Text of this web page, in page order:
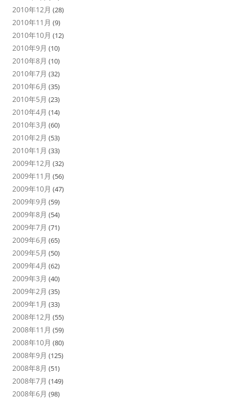
2010年12月 (28)
2010年11月 (9)
2010年10月 (12)
2010年9月 (10)
2010年8月 (10)
2010年7月 (32)
2010年6月 (35)
2010年5月 (23)
2010年4月 (14)
2010年3月 (60)
2010年2月 (53)
2010年1月 (33)
2009年12月 (32)
2009年11月 (56)
2009年10月 (47)
2009年9月 (59)
2009年8月 (54)
2009年7月 (71)
2009年6月 (65)
2009年5月 (50)
2009年4月 (62)
2009年3月 (40)
2009年2月 (35)
2009年1月 (33)
2008年12月 (55)
2008年11月 (59)
2008年10月 (80)
2008年9月 (125)
2008年8月 (51)
2008年7月 (149)
2008年6月 (98)